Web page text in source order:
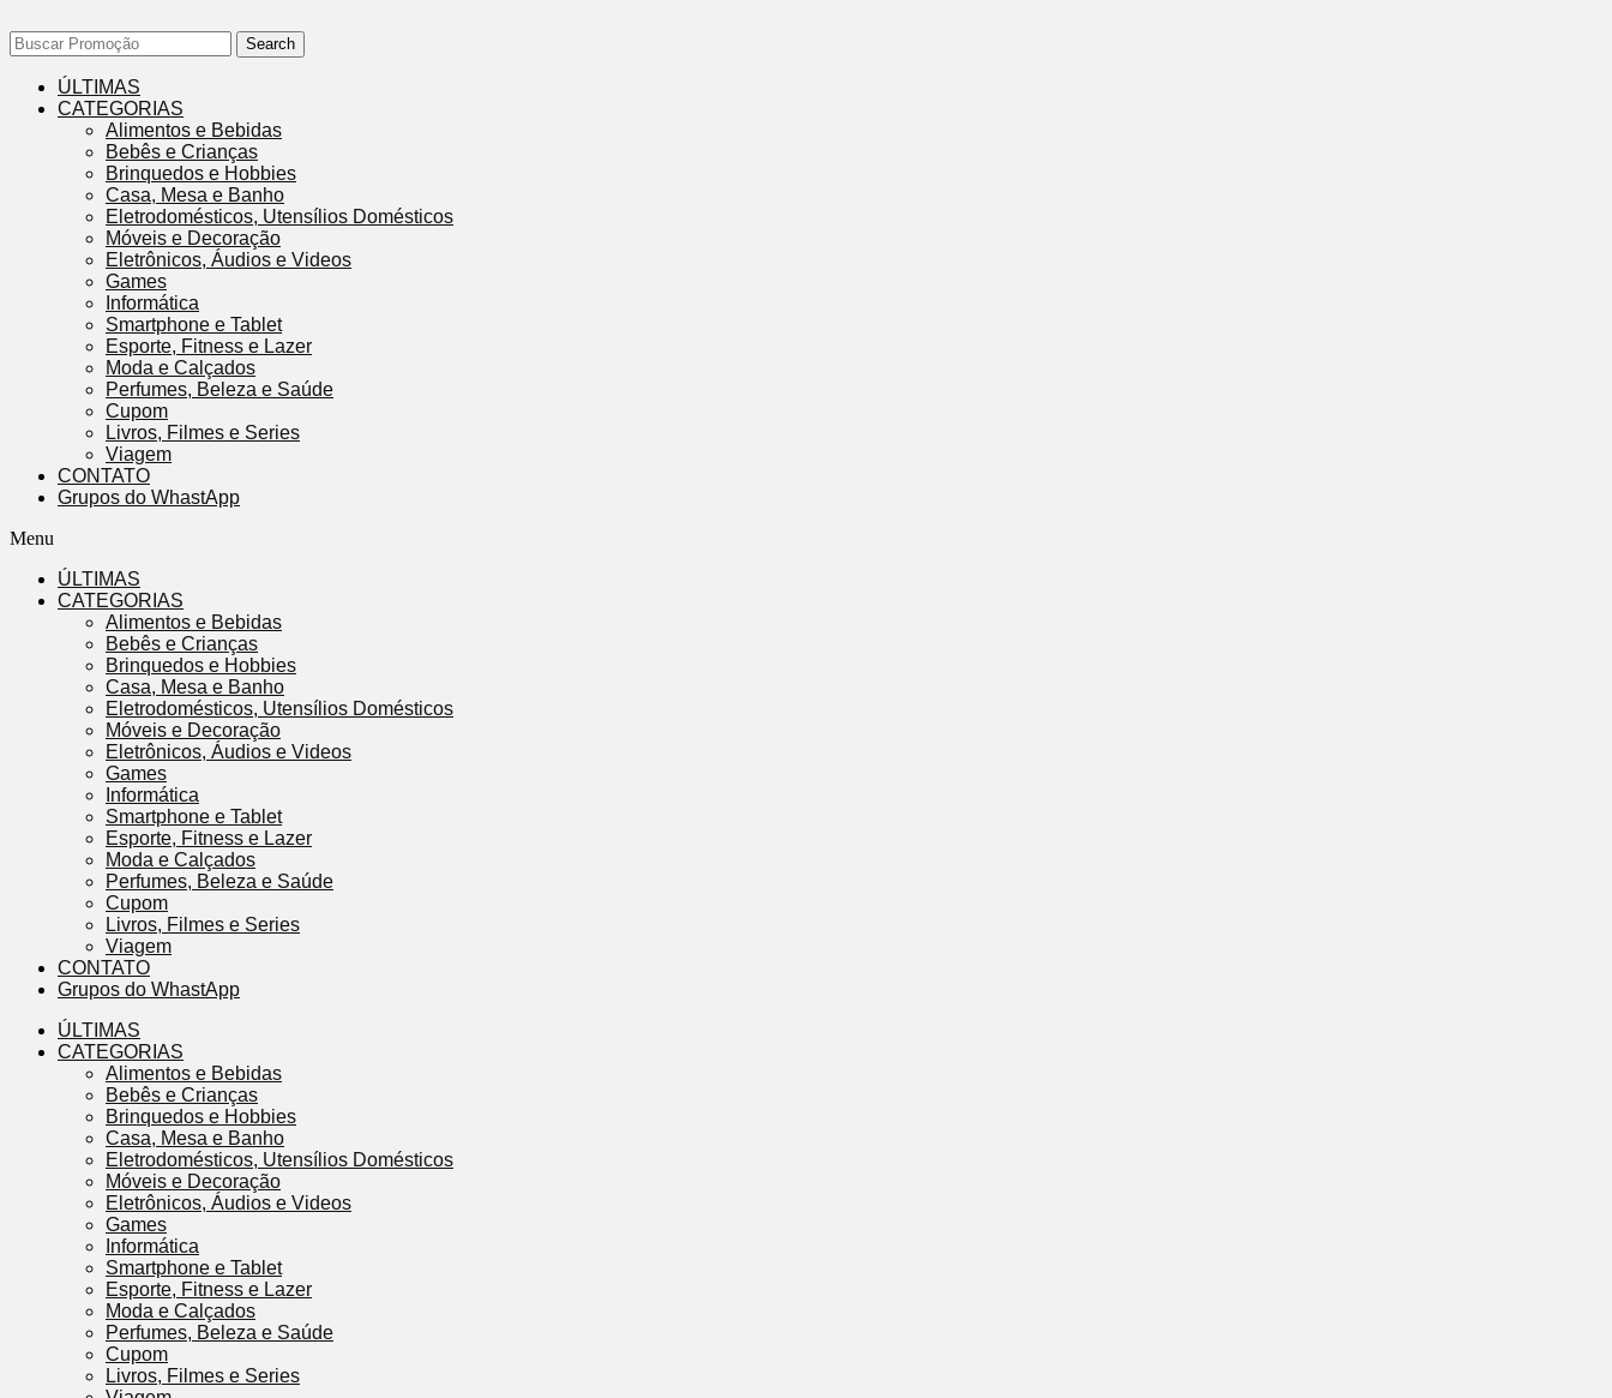
Search
ÚLTIMAS
CATEGORIAS
Alimentos e Bebidas
Bebês e Crianças
Brinquedos e Hobbies
Casa, Mesa e Banho
Eletrodomésticos, Utensílios Domésticos
Móveis e Decoração
Eletrônicos, Áudios e Videos
Games
Informática
Smartphone e Tablet
Esporte, Fitness e Lazer
Moda e Calçados
Perfumes, Beleza e Saúde
Cupom
Livros, Filmes e Series
Viagem
CONTATO
Grupos do WhastApp
Menu
ÚLTIMAS
CATEGORIAS
Alimentos e Bebidas
Bebês e Crianças
Brinquedos e Hobbies
Casa, Mesa e Banho
Eletrodomésticos, Utensílios Domésticos
Móveis e Decoração
Eletrônicos, Áudios e Videos
Games
Informática
Smartphone e Tablet
Esporte, Fitness e Lazer
Moda e Calçados
Perfumes, Beleza e Saúde
Cupom
Livros, Filmes e Series
Viagem
CONTATO
Grupos do WhastApp
ÚLTIMAS
CATEGORIAS
Alimentos e Bebidas
Bebês e Crianças
Brinquedos e Hobbies
Casa, Mesa e Banho
Eletrodomésticos, Utensílios Domésticos
Móveis e Decoração
Eletrônicos, Áudios e Videos
Games
Informática
Smartphone e Tablet
Esporte, Fitness e Lazer
Moda e Calçados
Perfumes, Beleza e Saúde
Cupom
Livros, Filmes e Series